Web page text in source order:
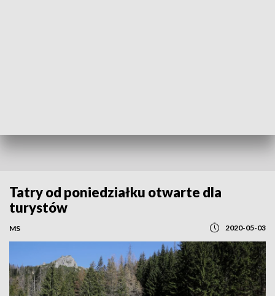
Tatry od poniedziałku otwarte dla
turystów
MS 2020-05-03